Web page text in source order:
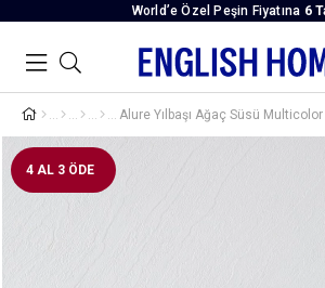
World’e Özel Peşin Fiyatına 6
Alure Yılbaşı Ağaç Süsü Multicolor
4 AL 3 ÖDE